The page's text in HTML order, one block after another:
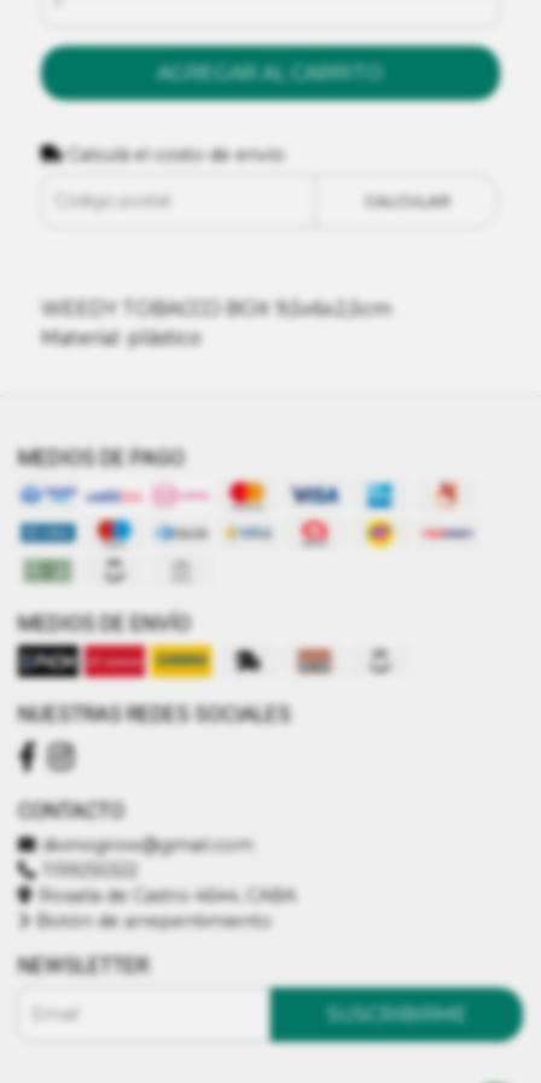
AGREGAR AL CARRITO
Calculá el costo de envío
CALCULAR
WEEDY TOBACCO BOX 9,5x6x2,5cm
Material: plástico
MEDIOS DE PAGO
MEDIOS DE ENVÍO
NUESTRAS REDES SOCIALES
CONTACTO
divinogrow@gmail.com
1159255322
Rosalía de Castro 4644, CABA
Botón de arrepentimiento
NEWSLETTER
SUSCRIBIRME